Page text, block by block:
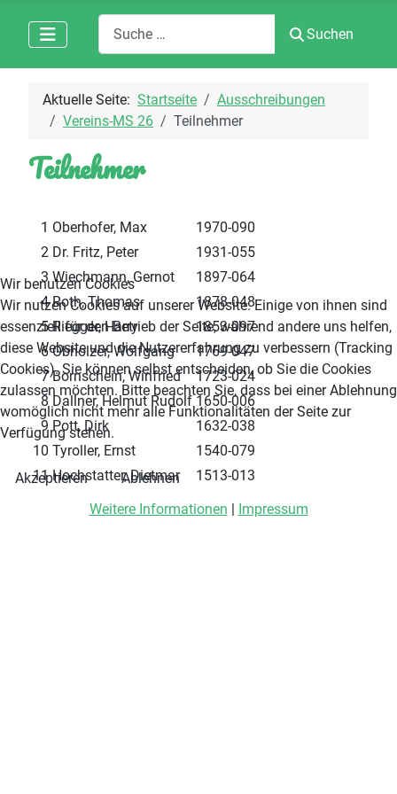
Suchen
Suchen
Aktuelle Seite: Startseite
Ausschreibungen
Vereins-MS 26
Teilnehmer
Teilnehmer
1 Oberhofer, Max
1970-090
2 Dr. Fritz, Peter
1931-055
3 Wiechmann, Gernot
1897-064
4 Roth, Thomas
1878-048
5 Riegger, Harry
1853-097
6 Obholzer, Wolfgang
1769-047
7 Bornschein, Winfried
1723-024
8 Dallner, Helmut Rudolf 1650-006
9 Pott, Dirk
1632-038
10 Tyroller, Ernst
1540-079
11 Hochstatter, Dietmar 1513-013
Wir benutzen Cookies
Wir nutzen Cookies auf unserer Website. Einige von ihnen sind
essenziell für den Betrieb der Seite, während andere uns helfen,
diese Website und die Nutzererfahrung zu verbessern (Tracking
Cookies). Sie können selbst entscheiden, ob Sie die Cookies
zulassen möchten. Bitte beachten Sie, dass bei einer Ablehnung
womöglich nicht mehr alle Funktionalitäten der Seite zur
Verfügung stehen.
Akzeptieren
Ablehnen
Weitere Informationen | Impressum